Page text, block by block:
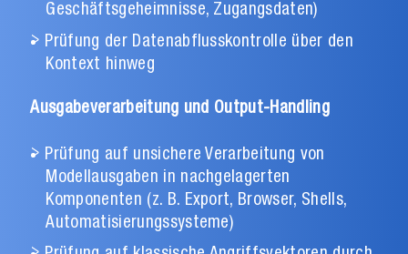
Geschäftsgeheimnisse, Zugangsdaten)
Prüfung der Datenabflusskontrolle über den
Kontext hinweg
Ausgabeverarbeitung und Output-Handling
Prüfung auf unsichere Verarbeitung von
Modellausgaben in nachgelagerten
Komponenten (z. B. Export, Browser, Shells,
Automatisierungssysteme)